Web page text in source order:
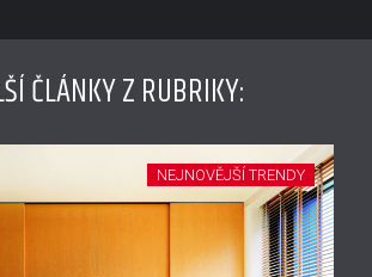
ČLÁNKY Z RUBRIKY:
NEJNOVĚJŠÍ TRENDY